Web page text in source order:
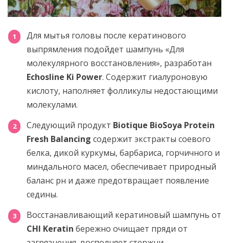
Для мытья головы после кератинового
выпрямления подойдет шампунь «Для
молекулярного восстановления», разработан
Echosline Ki Power. Содержит гиалуроновую
кислоту, наполняет фолликулы недостающими
молекулами.
Следующий продукт Biotique BioSoya Protein
Fresh Balancing содержит экстракты соевого
белка, дикой куркумы, барбариса, горчичного и
миндального масел, обеспечивает природный
баланс рн и даже предотвращает появление
седины.
Восстанавливающий кератиновый шампунь от
CHI Keratin бережно очищает пряди от